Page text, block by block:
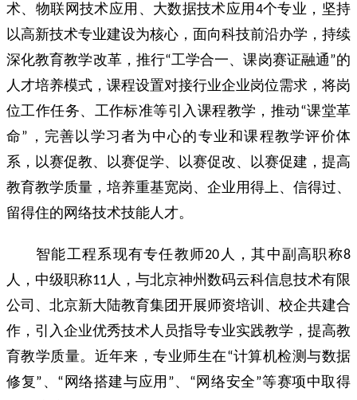
术、物联网技术应用、大数据技术应用4个专业，坚持
以高新技术专业建设为核心，面向科技前沿办学，持续
深化教育教学改革，推行“工学合一、课岗赛证融通”的
人才培养模式，课程设置对接行业企业岗位需求，将岗
位工作任务、工作标准等引入课程教学，推动“课堂革
命”，完善以学习者为中心的专业和课程教学评价体
系，以赛促教、以赛促学、以赛促改、以赛促建，提高
教育教学质量，培养重基宽岗、企业用得上、信得过、
留得住的网络技术技能人才。
智能工程系现有专任教师20人，其中副高职称8
人，中级职称11人，与北京神州数码云科信息技术有限
公司、北京新大陆教育集团开展师资培训、校企共建合
作，引入企业优秀技术人员指导专业实践教学，提高教
育教学质量。近年来，专业师生在“计算机检测与数据
修复”、“网络搭建与应用”、“网络安全”等赛项中取得